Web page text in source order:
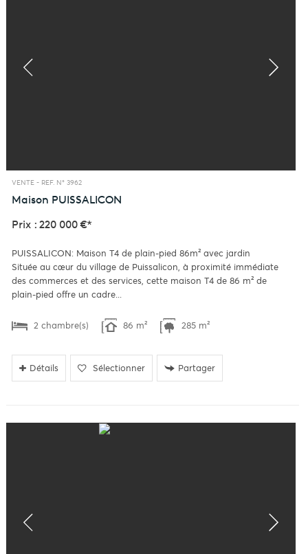
VENTE - REF. N° 3962
Maison PUISSALICON
Prix : 220 000 €*
PUISSALICON: Maison T4 de plain-pied 86m² avec jardin
Située au cœur du village de Puissalicon, à proximité immédiate
des commerces et des services, cette maison T4 de 86 m² de
plain-pied offre un cadre...
2 chambre(s) 86 m² 285 m²
Détails Sélectionner Partager